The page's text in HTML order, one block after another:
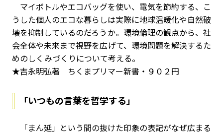
マイボトルやエコバッグを使い、電気を節約する、こ
うした個人のエコな暮らしは実際に地球温暖化や自然破
壊を抑制しているのだろうか。環境倫理の観点から、社
会全体や未来まで視野を広げて、環境問題を解決するた
めのしくみづくりについて考える。
★吉永明弘著 ちくまプリマー新書・９０２円
「いつもの言葉を哲学する」
「まん延」という間の抜けた印象の表記がなぜ広まる